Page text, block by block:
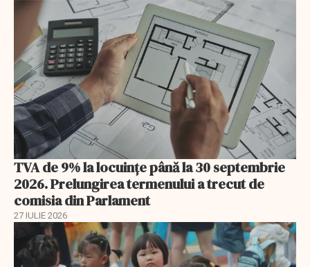
TVA de 9% la locuințe până la 30 septembrie
2026. Prelungirea termenului a trecut de
comisia din Parlament
27 IULIE 2026